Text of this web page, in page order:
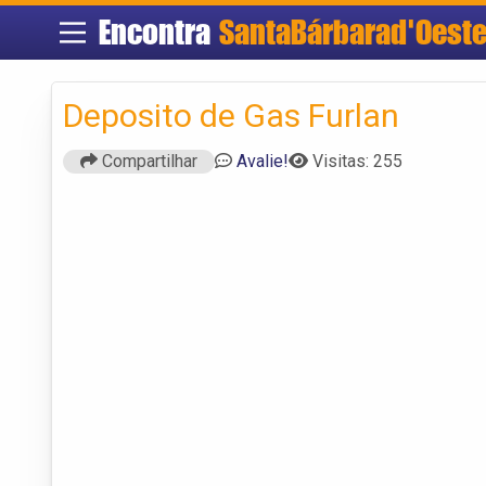
Encontra SantaBárbarad'Oeste
Deposito de Gas Furlan
Compartilhar Avalie! Visitas: 255